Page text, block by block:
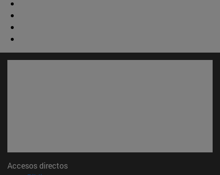
Accesos directos